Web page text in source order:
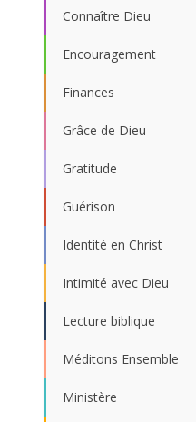
Connaître Dieu
Encouragement
Finances
Grâce de Dieu
Gratitude
Guérison
Identité en Christ
Intimité avec Dieu
Lecture biblique
Méditons Ensemble
Ministère